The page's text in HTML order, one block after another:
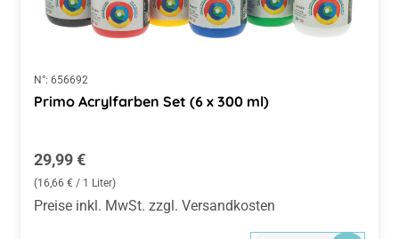
N°: 656692
Primo Acrylfarben Set (6 x 300 ml)
Regulärer Preis:
29,99 €
(16,66 € / 1 Liter)
Preise inkl. MwSt. zzgl. Versandkosten